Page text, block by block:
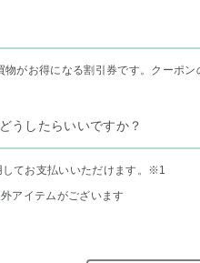
物がお得になる割引券です。クーポン
うしたらいいですか？
てお支払いいただけます。 ※1
アイテムがございます